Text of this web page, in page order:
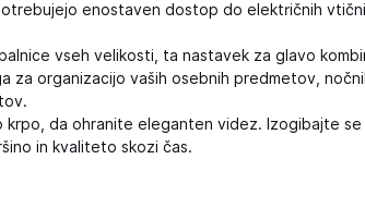
enostaven dostop do električnih
vseh velikosti, ta nastavek za glavo
za organizacijo vaših osebnih predmetov,
krpo, da ohranite eleganten videz. Izogibajte se
in kvaliteto skozi čas.